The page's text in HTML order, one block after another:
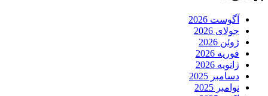
آگوست 2026
جولای 2026
ژوئن 2026
فوریه 2026
ژانویه 2026
دسامبر 2025
نوامبر 2025